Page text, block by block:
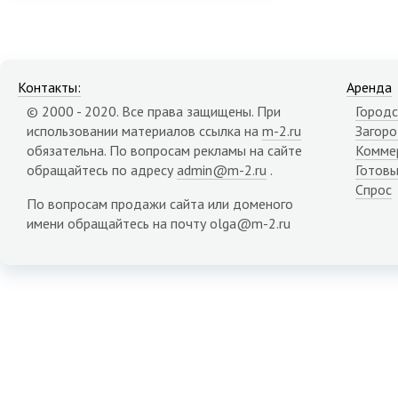
Контакты:
© 2000 - 2020. Все права защищены. При
использовании материалов ссылка на m-2.ru
обязательна. По вопросам рекламы на сайте
обращайтесь по адресу admin@m-2.ru .
По вопросам продажи сайта или доменого
имени обращайтесь на почту olga@m-2.ru
Аренда
Спрос